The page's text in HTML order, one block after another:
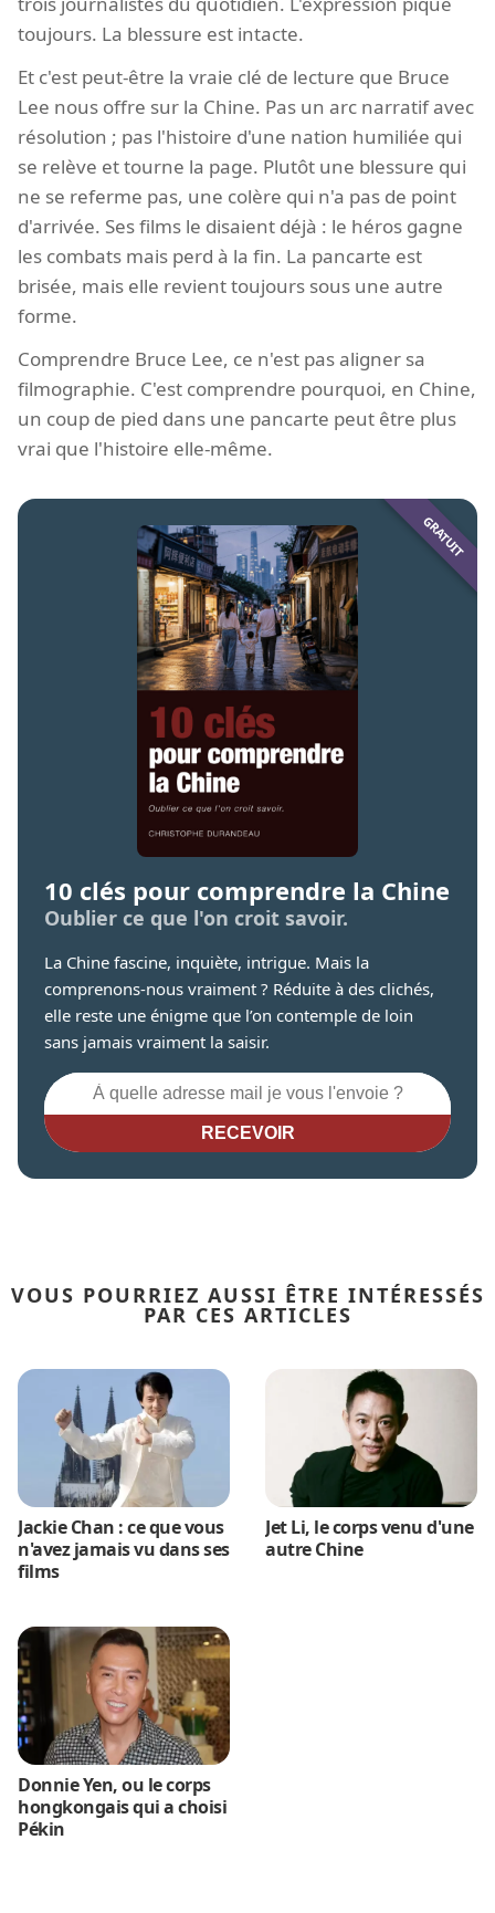
toujours. La blessure est intacte.
Et c'est peut-être la vraie clé de lecture que Bruce
Lee nous offre sur la Chine. Pas un arc narratif avec
résolution ; pas l'histoire d'une nation humiliée qui
se relève et tourne la page. Plutôt une blessure qui
ne se referme pas, une colère qui n'a pas de point
d'arrivée. Ses films le disaient déjà : le héros gagne
les combats mais perd à la fin. La pancarte est
brisée, mais elle revient toujours sous une autre
forme.
Comprendre Bruce Lee, ce n'est pas aligner sa
filmographie. C'est comprendre pourquoi, en Chine,
un coup de pied dans une pancarte peut être plus
vrai que l'histoire elle-même.
10 clés pour comprendre la Chine
Oublier ce que l'on croit savoir.
La Chine fascine, inquiète, intrigue. Mais la
comprenons-nous vraiment ? Réduite à des clichés,
elle reste une énigme que l’on contemple de loin
sans jamais vraiment la saisir.
RECEVOIR
VOUS POURRIEZ AUSSI ÊTRE INTÉRESSÉS
PAR CES ARTICLES
Jackie Chan : ce que vous
n'avez jamais vu dans ses
films
Jet Li, le corps venu d'une
autre Chine
Donnie Yen, ou le corps
hongkongais qui a choisi
Pékin